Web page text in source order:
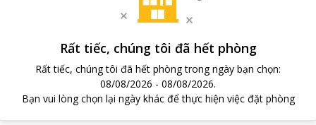
Rất tiếc, chúng tôi đã hết phòng
Rất tiếc, chúng tôi đã hết phòng trong ngày bạn chọn:
08/08/2026 - 08/08/2026.
Bạn vui lòng chọn lại ngày khác để thực hiện việc đặt phòng